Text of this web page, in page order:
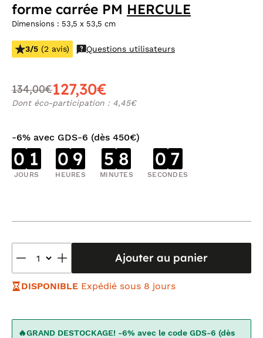
forme carrée PM HERCULE
Dimensions : 53,5 x 53,5 cm
3/5 (2 avis) Questions utilisateurs
134,00€127,30€
Dont éco-participation : 4,45€
-6% avec GDS-6 (dès 450€)
0 1
JOURS
0 9
HEURES
5 8
MINUTES
0 7
SECONDES
Ajouter au panier
DISPONIBLE Expédié sous 8 jours
🔥GRAND DESTOCKAGE! -6% avec le code GDS-6 (dès